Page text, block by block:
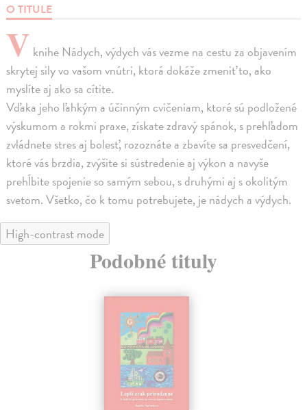
O TITULE
V knihe Nádych, výdych vás vezme na cestu za objavením
skrytej sily vo vašom vnútri, ktorá dokáže zmeniť to, ako
myslíte aj ako sa cítite.
Vďaka jeho ľahkým a účinným cvičeniam, ktoré sú podložené
výskumom a rokmi praxe, získate zdravý spánok, s prehľadom
zvládnete stres aj bolesť, rozoznáte a zbavíte sa presvedčení,
ktoré vás brzdia, zvýšite si sústredenie aj výkon a navyše
prehĺbite spojenie so samým sebou, s druhými aj s okolitým
svetom. Všetko, čo k tomu potrebujete, je nádych a výdych.
High-contrast mode
Podobné tituly